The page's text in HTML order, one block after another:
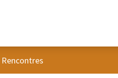
utilisateur
Rencontres